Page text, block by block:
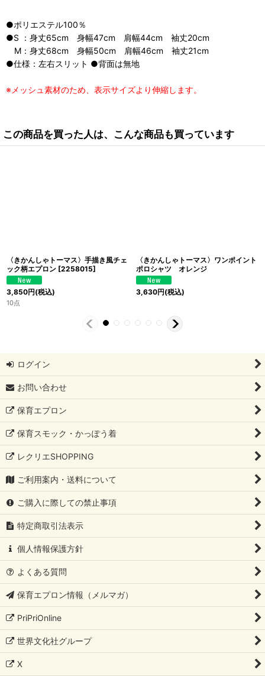
●ポリエステル100％
●S ：身丈65cm 身幅47cm 肩幅44cm 袖丈20cm
M：身丈68cm 身幅50cm 肩幅46cm 袖丈21cm
●仕様：左右スリット ●背面は無地
※メッシュ素材のため、表示サイズより伸縮します。
この商品を買った人は、こんな商品も買っています
〈きかんしゃトーマス〉手描き風チェ
ック柄エプロン [2258015]
3,850円(税込)
10点
〈きかんしゃトーマス〉ワンポイント
ポロシャツ オレンジ
3,630円(税込)
ログイン
お問い合わせ
保育エプロン
保育スモック・かっぽう着
レクリエSHOPPING
ご利用案内・送料について
ご購入に際しての禁止事項
特定商取引法表示
個人情報保護方針
よくある質問
保育エプロン情報（メルマガ）
PriPriOnline
世界文化社グループ
X